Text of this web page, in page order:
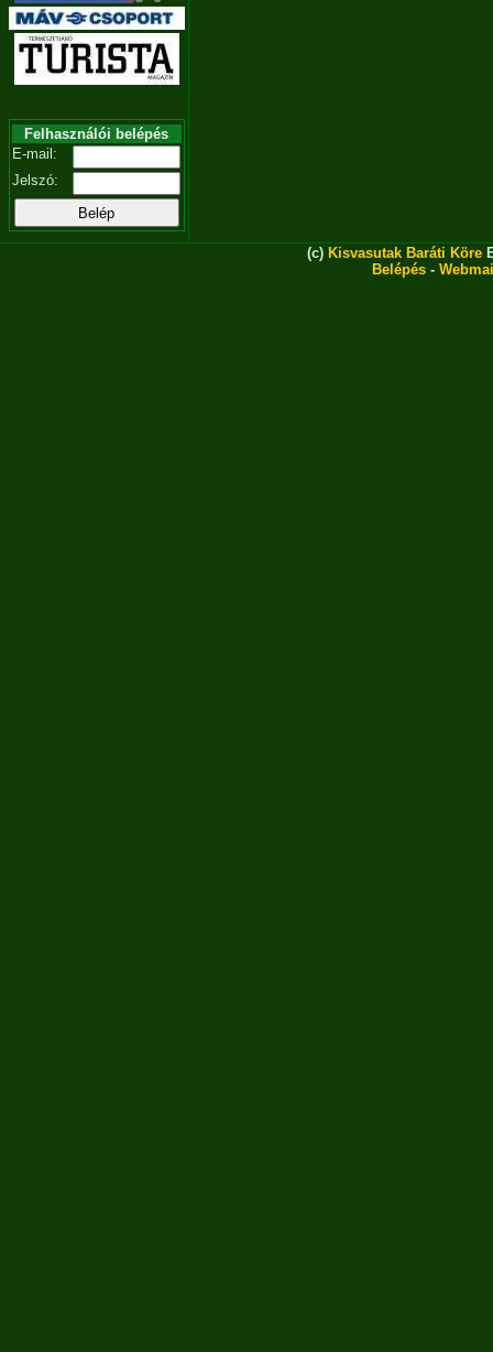
Felhasználói belépés
E-mail:
Jelszó:
(c) Kisvasutak Baráti Köre
Belépés -